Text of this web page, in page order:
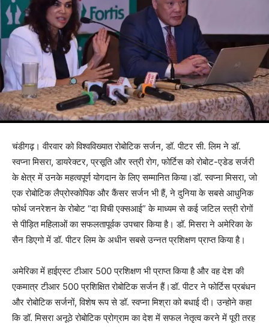
चंडीगढ़। वीरवार को विश्वविख्यात रोबोटिक सर्जन, डॉ. पीटर सी. लिम ने डॉ.
स्वप्ना मिसरा, डायरेक्टर, प्रसूति और स्त्री रोग, फोर्टिस को रोबोट-एडेड सर्जरी
के क्षेत्र में उनके महत्वपूर्ण योगदान के लिए सम्मानित किया।डॉ. स्वप्ना मिसरा, जो
एक रोबोटिक लैप्रोस्कोपिक और कैंसर सर्जन भी हैं, ने दुनिया के सबसे आधुनिक
फोर्थ जनरेशन के रोबोट “दा विची एक्सआई” के माध्यम से कई जटिल स्त्री रोगों
से पीड़ित महिलाओं का सफलतापूर्वक उपचार किया है। डॉ. मिसरा ने अमेरिका के
सैन डिएगो में डॉ. पीटर लिम के अधीन सबसे उन्नत प्रशिक्षण प्राप्त किया है।
अमेरिका में हाईएस्ट टीआर 500 प्रशिक्षण भी प्राप्त किया है और वह देश की
एकमात्र टीआर 500 प्रशिक्षित रोबोटिक सर्जन हैं।डॉ. पीटर ने फोर्टिस प्रबंधन
और रोबोटिक सर्जनों, विशेष रूप से डॉ. स्वप्ना मिश्रा को बधाई दी। उन्होने कहा
कि डॉ. मिसरा अनूठे रोबोटिक प्रोग्राम का देश में सफल नेतृत्व करने में पूरी तरह